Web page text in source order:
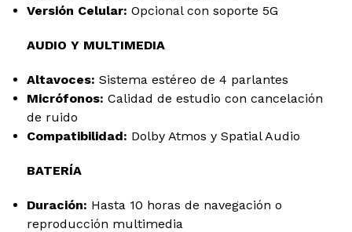
Versión Celular: Opcional con soporte 5G
AUDIO Y MULTIMEDIA
Altavoces: Sistema estéreo de 4 parlantes
Micrófonos: Calidad de estudio con cancelación
de ruido
Compatibilidad: Dolby Atmos y Spatial Audio
BATERÍA
Duración: Hasta 10 horas de navegación o
reproducción multimedia